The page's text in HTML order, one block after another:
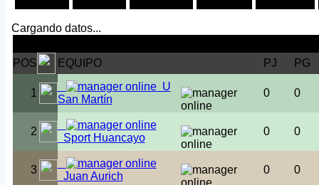
Cargando datos...
POS
EQUIPO PJ PG
1
U
San Martín
0 0
2
Sport Huancayo
0 0
3
Juan Aurich
0 0